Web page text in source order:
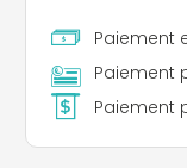
Paiement
Paiement
Paiement